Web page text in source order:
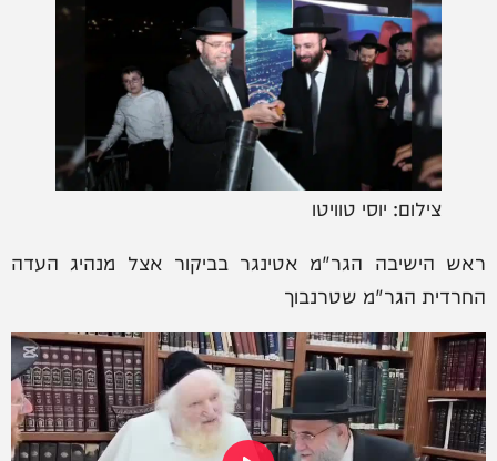
צילום: יוסי טוויטו
ראש הישיבה הגר"מ אטינגר בביקור אצל מנהיג העדה
החרדית הגר"מ שטרנבוך